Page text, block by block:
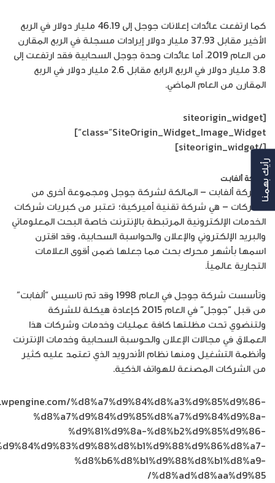
كما ارتفعت عائدات إعلانات جوجل إلى 46.19 مليار دولار في الربع
الأخير مقابل 37.93 مليار دولار إيرادات مسجلة في الربع المقارن
من العام 2019. أما عائدات وحدة جوجل السحابية فقد ارتفعت إلى
3.8 مليار دولار في الربع الرابع مقابل 2.6 مليار دولار في الربع
المقارن من العام الماضي.
[siteorigin_widget
class=”SiteOrigin_Widget_Image_Widget”]
[/siteorigin_widget]
شركة ألفابت
وشركة ألفابت – المالكة لشركة جوجل ومجموعة أخرى من
الشركات – هي شركة تقنية أميركية؛ تعتبر من كبريات شركات
الخدمات الإلكترونية المرتبطة بالإنترنت خاصة البحث المعلوماتي
والبريد الإلكتروني والإعلان والحواسبة السحابية، وقد اقترن
اسمها بأشهر محرك بحث مما جعلها ضمن أقوى العلامات
التجارية عالمياً.
وتأسست شركة جوجل في العام 1998 وقد تم تاسيس “ألفابت”
من قبل “جوجل” في العام 2015 كإعادة هيكلة للشركة
ولتنضوي تحت مظلتها كافة عمليات وخدمات وشركات هذا
العملاق في مجالات الإعلان والحوسبة السحابية وخدمات الإنترنت
وأنظمة التشغيل ومنها نظام الأندرويد الذي تعتمد عليه كثير
من الشركات المصنعة للهواتف الذكية.
%d8%a7%d9%84%d8%a3%d9%85%d9%86-
%d8%a7%d9%84%d9%85%d8%a7%d9%84%d9%8a-
%d9%81%d9%8a-%d8%b2%d9%85%d9%86-
%d8%b6%d8%b1%d9%88%d8%b1%d8%a9-
%d8%ad%d8%aa%d9%85/
رأيك بهمنا